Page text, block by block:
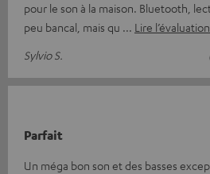
pour le son à la maison. Bluetooth,
peu bancal, mais qu
Lire
Sylvio S.
Parfait
Un méga bon son et des basses